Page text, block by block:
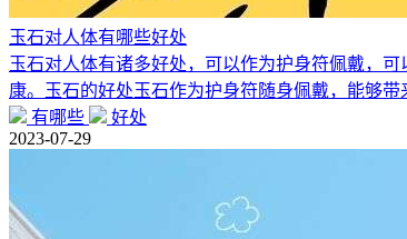
玉石对人体有哪些好处
玉石对人体有诸多好处，可以作为护身符佩戴，
康。玉石的好处玉石作为护身符随身佩戴，能够
有哪些
好处
2023-07-29